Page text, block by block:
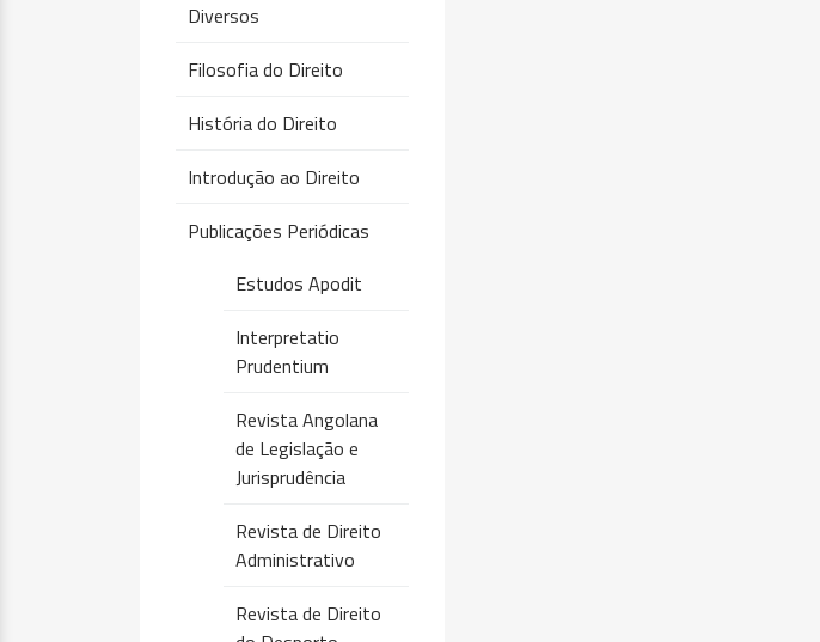
Diversos
Filosofia do Direito
História do Direito
Introdução ao Direito
Publicações Periódicas
Estudos Apodit
Interpretatio
Prudentium
Revista Angolana
de Legislação e
Jurisprudência
Revista de Direito
Administrativo
Revista de Direito